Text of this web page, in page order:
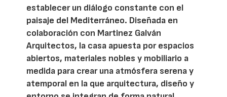
establecer un diálogo constante con el
paisaje del Mediterráneo. Diseñada en
colaboración con Martinez Galván
Arquitectos, la casa apuesta por espacios
abiertos, materiales nobles y mobiliario a
medida para crear una atmósfera serena y
atemporal en la que arquitectura, diseño y